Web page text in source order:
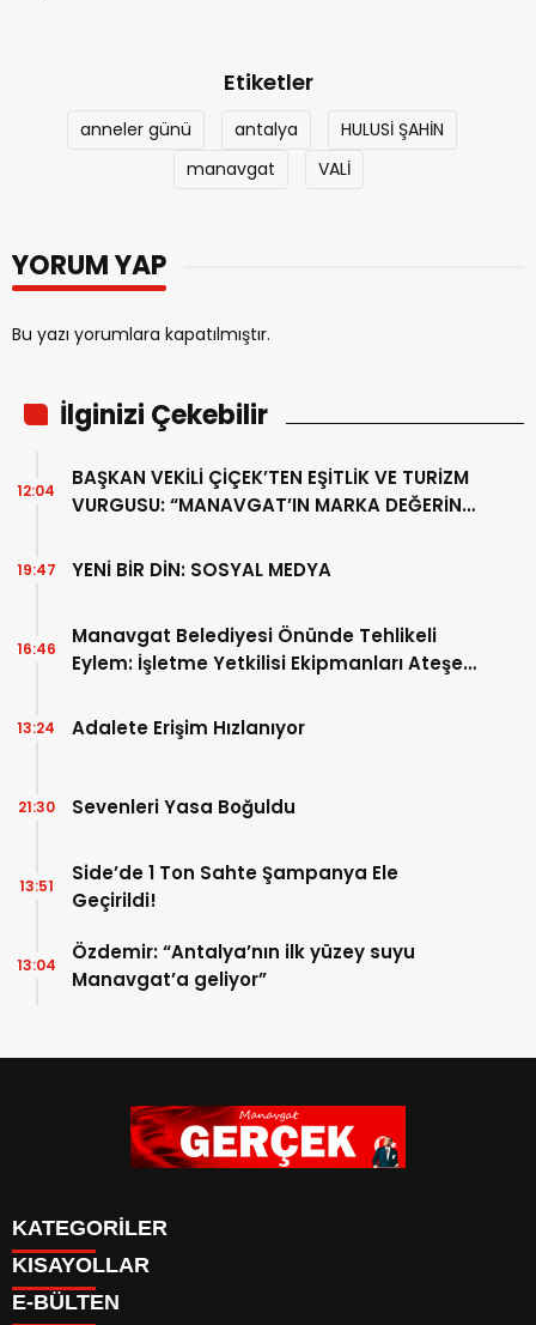
Etiketler
anneler günü antalya
HULUSİ ŞAHİN
manavgat
VALİ
YORUM YAP
Bu yazı yorumlara kapatılmıştır.
İlginizi Çekebilir
BAŞKAN VEKİLİ ÇİÇEK’TEN EŞİTLİK VE TURİZM
VURGUSU: “MANAVGAT’IN MARKA DEĞERİNE
12:04
YENİ BİR DİN: SOSYAL MEDYA
19:47
Manavgat Belediyesi Önünde Tehlikeli
Eylem: İşletme Yetkilisi Ekipmanları Ateşe
16:46
Adalete Erişim Hızlanıyor
13:24
Sevenleri Yasa Boğuldu
21:30
Side’de 1 Ton Sahte Şampanya Ele
Geçirildi!
13:51
Özdemir: “Antalya’nın ilk yüzey suyu
Manavgat’a geliyor”
13:04
KATEGORİLER
Siyaset
Eğitim
KISAYOLLAR
E-BÜLTEN